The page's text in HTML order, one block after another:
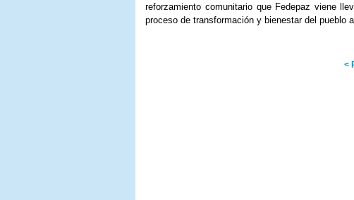
reforzamiento comunitario que Fedepaz viene
proceso de transformación y bienestar del pueblo
<